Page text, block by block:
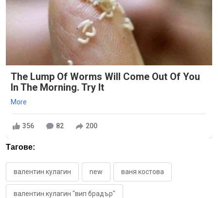
The Lump Of Worms Will Come Out Of You
In The Morning. Try It
More
356 82 200
Тагове:
валентин кулагин new ваня костова
валентин кулагин "вип брадър"